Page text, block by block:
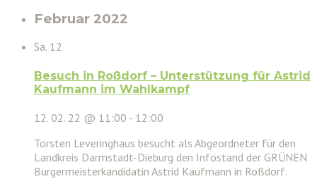
Februar 2022
Sa. 12
Besuch in Roßdorf – Unterstützung für Astrid
Kaufmann im Wahlkampf
12. 02. 22 @ 11:00 - 12:00
Torsten Leveringhaus besucht als Abgeordneter für den
Landkreis Darmstadt-Dieburg den Infostand der GRÜNEN
Bürgermeisterkandidatin Astrid Kaufmann in Roßdorf.